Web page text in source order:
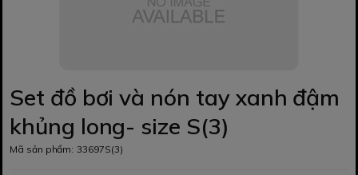
Set đồ bơi và nón tay xanh đậm
khủng long- size S(3)
Mã sản phẩm: 33697S(3)